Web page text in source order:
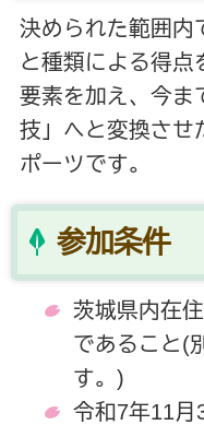
決められた範囲内
と種類による得点
要素を加え、今ま
技」へと変換させ
ポーツです。
参加条件
茨城県内在
であること(
す。)
令和7年11月